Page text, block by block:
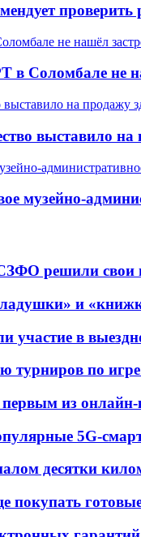
проверить
в Соломбале не
выставило
музейно-
решили
и
в
турниров по
из онлайн-
5G-
десятки